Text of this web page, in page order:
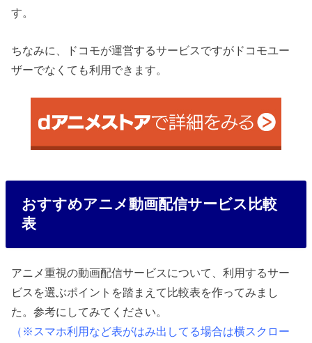
す。
ちなみに、ドコモが運営するサービスですがドコモユー
ザーでなくても利用できます。
おすすめアニメ動画配信サービス比較
表
アニメ重視の動画配信サービスについて、利用するサー
ビスを選ぶポイントを踏まえて比較表を作ってみまし
た。参考にしてみてください。
（※スマホ利用など表がはみ出してる場合は横スクロー